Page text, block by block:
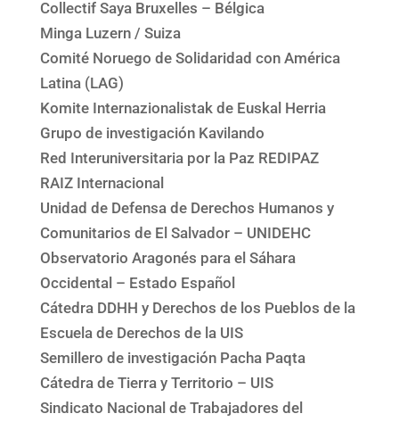
Collectif Saya Bruxelles – Bélgica
Minga Luzern / Suiza
Comité Noruego de Solidaridad con América
Latina (LAG)
Komite Internazionalistak de Euskal Herria
Grupo de investigación Kavilando
Red Interuniversitaria por la Paz REDIPAZ
RAIZ Internacional
Unidad de Defensa de Derechos Humanos y
Comunitarios de El Salvador – UNIDEHC
Observatorio Aragonés para el Sáhara
Occidental – Estado Español
Cátedra DDHH y Derechos de los Pueblos de la
Escuela de Derechos de la UIS
Semillero de investigación Pacha Paqta
Cátedra de Tierra y Territorio – UIS
Sindicato Nacional de Trabajadores del